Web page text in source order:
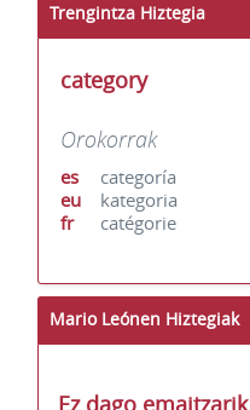
Trengintza Hiztegia
category
Orokorrak
es
categoría
eu
kategoria
fr
catégorie
Mario Leónen Hiztegiak
Ez dago emaitzarik